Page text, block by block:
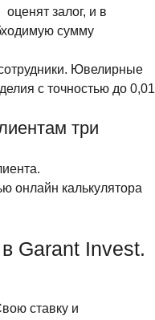
залог, и в
сумму
Ювелирные
с точностью до 0,01
три
онлайн калькулятора
Garant Invest.
ставку и